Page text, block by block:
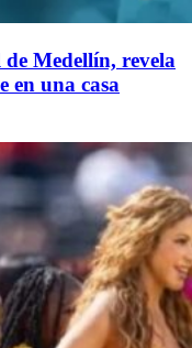
Medellín, revela
en una casa